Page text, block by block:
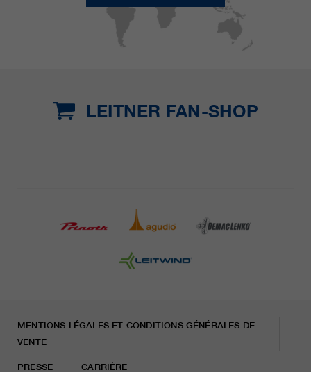
LEITNER FAN-SHOP
MENTIONS LÉGALES ET CONDITIONS GÉNÉRALES DE
VENTE
PRESSE CARRIÈRE